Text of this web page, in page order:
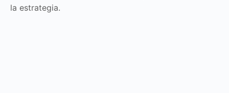
la estrategia.